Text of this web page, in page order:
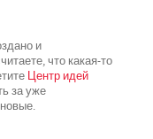
и
что какая-то
Центр идей
за уже